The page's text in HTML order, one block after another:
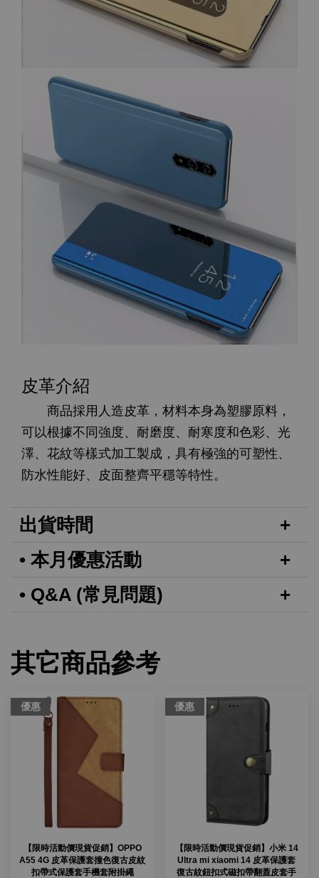
皮革介紹
商品採用人造皮革，材料本身為塑膠原料，
可以根據不同強度、耐磨度、耐寒度和色彩、光
澤、花紋等樣式加工製成，具有極強的可塑性、
防水性能好、皮面整齊平穩等特性。
出貨時間
• 本月優惠活動
• Q&A (常見問題)
其它商品參考
優惠
【限時活動價現貨促銷】OPPO
A55 4G 皮革保護套撞色復古皮紋
扣帶式保護套手機套附掛繩
優惠
【限時活動價現貨促銷】小米 14
Ultra mi xiaomi 14 皮革保護套
復古紋鈕扣式磁扣帶翻蓋皮套手